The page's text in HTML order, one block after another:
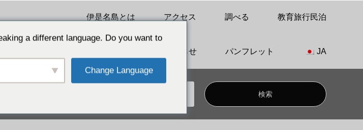
王 生誕の地。 伊是名島とは アクセス 調べる 教育旅行民泊
お知らせ パンフレット JA
a different language. Do you want to
Change Language